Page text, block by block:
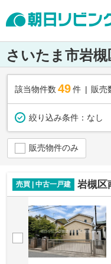
さいたま市岩
該当物件数 49件 販売
絞り込み条件： なし
販売物件のみ
売買 | 中古一戸建 岩槻区